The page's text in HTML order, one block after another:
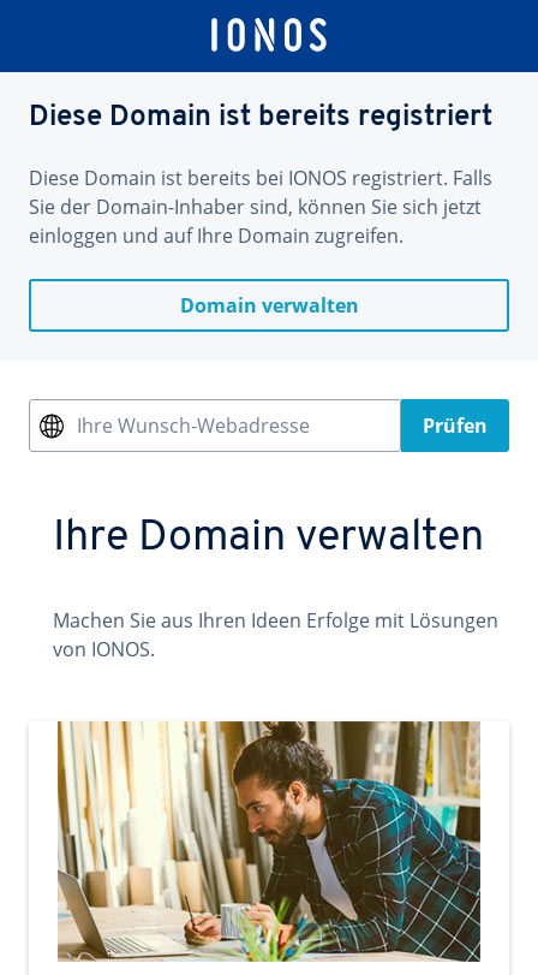
Diese Domain ist bereits registriert
Diese Domain ist bereits bei IONOS registriert. Falls
Sie der Domain-Inhaber sind, können Sie sich jetzt
einloggen und auf Ihre Domain zugreifen.
Domain verwalten
Ihre Wunsch-Webadresse Prüfen
Ihre Domain verwalten
Machen Sie aus Ihren Ideen Erfolge mit Lösungen
von IONOS.